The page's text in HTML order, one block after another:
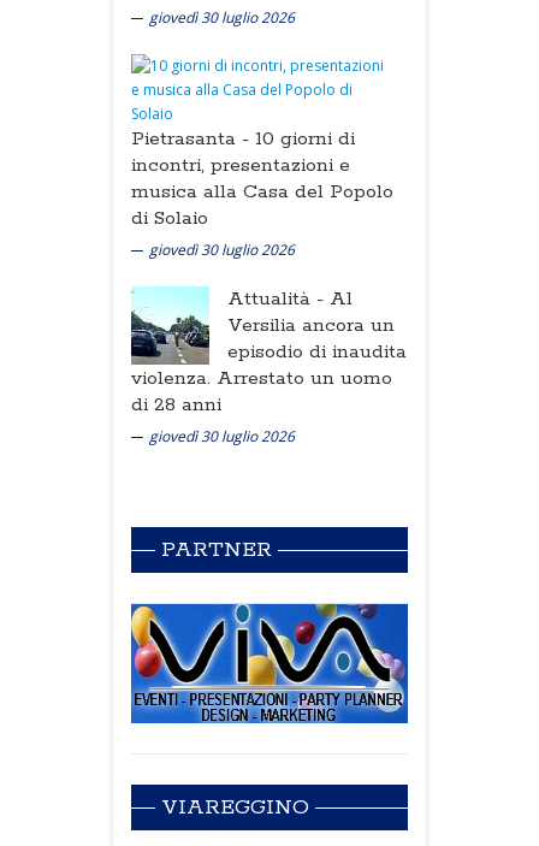
giovedì 30 luglio 2026
Pietrasanta - 10 giorni di
incontri, presentazioni e
musica alla Casa del Popolo
di Solaio
giovedì 30 luglio 2026
Attualità - Al
Versilia ancora un
episodio di inaudita
violenza. Arrestato un uomo
di 28 anni
giovedì 30 luglio 2026
PARTNER
VIAREGGINO